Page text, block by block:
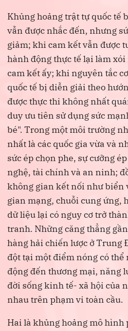
Khủng hoảng trật tự quốc tế
vẫn được nhắc đến, nhưng
giảm; khi cam kết vẫn được
hành động thực tế lại làm
cam kết ấy; khi nguyên tắc
quốc tế bị diễn giải theo
được thực thi không nhất
duy ưu tiên sử dụng sức
bé". Trong một môi trường
nhất là các quốc gia vừa và
sức ép chọn phe, sự cưỡng
nghệ, tài chính và an ninh;
không gian kết nối như biển
gian mạng, chuỗi cung ứng,
dữ liệu lại có nguy cơ trở
tranh. Những căng thẳng
hàng hải chiến lược ở Trung
đột tại một điểm nóng có thể
động đến thương mại, năng
đời sống kinh tế- xã hội của
nhau trên phạm vi toàn cầu.
Hai là khủng hoảng mô